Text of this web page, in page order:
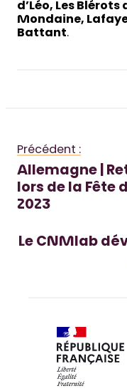
d’Léo, Les Blérots
Mondaine,
Battant.
Précédent :
Allemagne |
lors de la Fête
2023
Le CNMlab